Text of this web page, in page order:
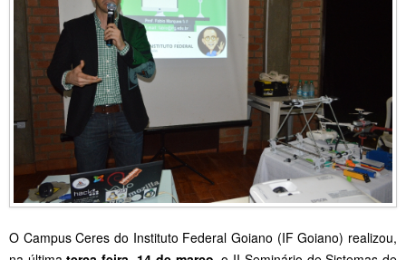
O Campus Ceres do Instituto Federal Goiano (IF Goiano) realizou,